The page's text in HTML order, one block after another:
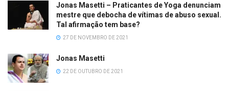
Jonas Masetti – Praticantes de Yoga denunciam
mestre que debocha de vítimas de abuso sexual.
Tal afirmação tem base?
27 DE NOVEMBRO DE 2021
Jonas Masetti
22 DE OUTUBRO DE 2021